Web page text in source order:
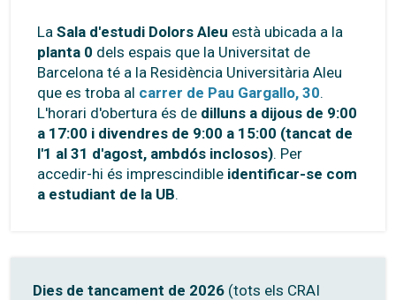
La Sala d'estudi Dolors Aleu està ubicada a la
planta 0 dels espais que la Universitat de
Barcelona té a la Residència Universitària Aleu
que es troba al carrer de Pau Gargallo, 30.
L'horari d'obertura és de dilluns a dijous de 9:00
a 17:00 i divendres de 9:00 a 15:00 (tancat de
l'1 al 31 d'agost, ambdós inclosos). Per
accedir-hi és imprescindible identificar-se com
a estudiant de la UB.
Dies de tancament de 2026 (tots els CRAI